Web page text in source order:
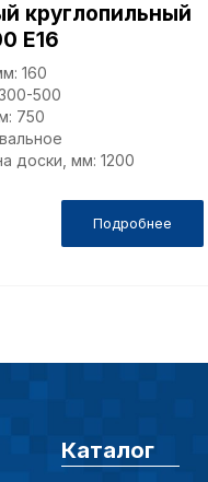
круглопильный
E16
160
500
750
доски, мм: 1200
Подробнее
Каталог